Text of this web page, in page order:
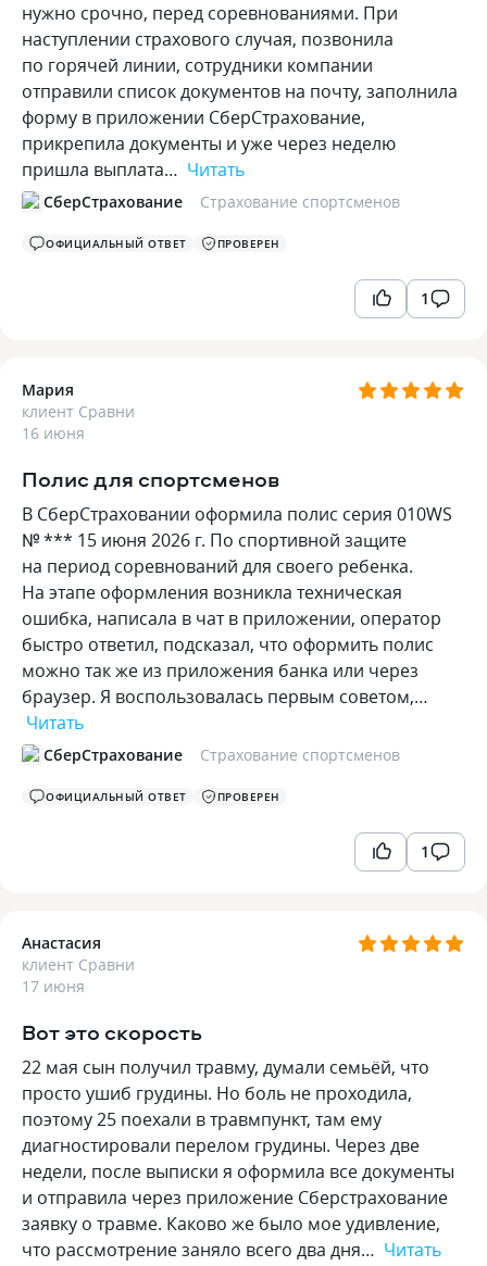
нужно срочно, перед соревнованиями. При
наступлении страхового случая, позвонила
по горячей линии, сотрудники компании
отправили список документов на почту, заполнила
форму в приложении СберСтрахование,
прикрепила документы и уже через неделю
пришла выплата… Читать
СберСтрахование Страхование спортсменов
ОФИЦИАЛЬНЫЙ ОТВЕТ ПРОВЕРЕН
1
Мария
клиент Сравни
16 июня
Полис для спортсменов
В СберСтраховании оформила полис серия 010WS
№ *** 15 июня 2026 г. По спортивной защите
на период соревнований для своего ребенка.
На этапе оформления возникла техническая
ошибка, написала в чат в приложении, оператор
быстро ответил, подсказал, что оформить полис
можно так же из приложения банка или через
браузер. Я воспользовалась первым советом,…
Читать
СберСтрахование Страхование спортсменов
ОФИЦИАЛЬНЫЙ ОТВЕТ ПРОВЕРЕН
1
Анастасия
клиент Сравни
17 июня
Вот это скорость
22 мая сын получил травму, думали семьёй, что
просто ушиб грудины. Но боль не проходила,
поэтому 25 поехали в травмпункт, там ему
диагностировали перелом грудины. Через две
недели, после выписки я оформила все документы
и отправила через приложение Сберстрахование
заявку о травме. Каково же было мое удивление,
что рассмотрение заняло всего два дня… Читать